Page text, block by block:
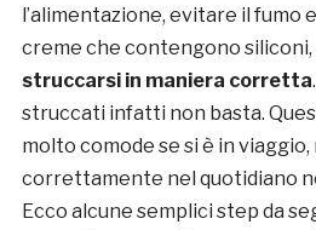
l’alimentazione, evitare il fumo
creme che contengono
struccarsi in maniera corretta
struccati infatti non basta.
molto comode se si è in
correttamente nel quotidiano
Ecco alcune semplici step da